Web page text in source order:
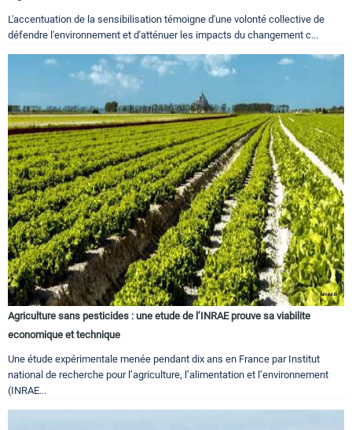
L'accentuation de la sensibilisation témoigne d'une volonté collective de
défendre l'environnement et d'atténuer les impacts du changement c...
Agriculture sans pesticides : une etude de l’INRAE prouve sa viabilite
economique et technique
Une étude expérimentale menée pendant dix ans en France par Institut
national de recherche pour l’agriculture, l’alimentation et l’environnement
(INRAE...